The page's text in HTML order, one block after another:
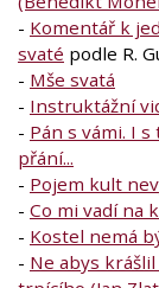
- Komentář k
svaté podle R.
- Mše svatá
- Instruktážní
- Pán s vámi. I
přání...
- Pojem kult
- Co mi vadí na
- Kostel nemá
- Ne abys